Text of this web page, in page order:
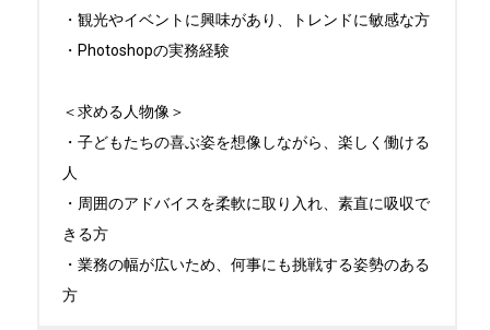
・観光やイベントに興味があり、トレンドに敏感な方
・Photoshopの実務経験
＜求める人物像＞
・子どもたちの喜ぶ姿を想像しながら、楽しく働ける
人
・周囲のアドバイスを柔軟に取り入れ、素直に吸収で
きる方
・業務の幅が広いため、何事にも挑戦する姿勢のある
方